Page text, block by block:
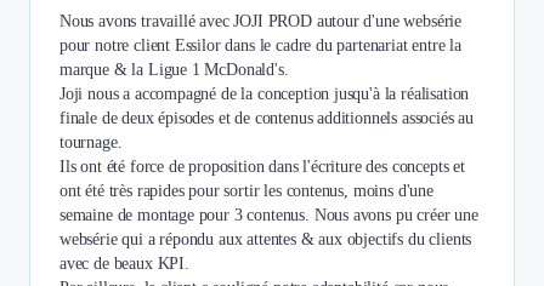
Nous avons travaillé avec JOJI PROD autour d'une websérie
pour notre client Essilor dans le cadre du partenariat entre la
marque & la Ligue 1 McDonald's.
Joji nous a accompagné de la conception jusqu'à la réalisation
finale de deux épisodes et de contenus additionnels associés au
tournage.
Ils ont été force de proposition dans l'écriture des concepts et
ont été très rapides pour sortir les contenus, moins d'une
semaine de montage pour 3 contenus. Nous avons pu créer une
websérie qui a répondu aux attentes & aux objectifs du clients
avec de beaux KPI.